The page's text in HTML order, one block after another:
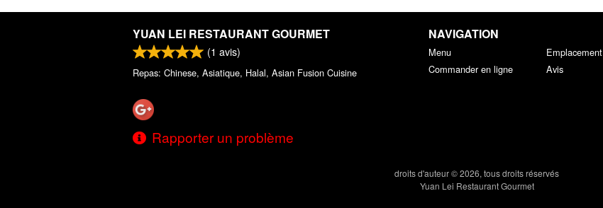
YUAN LEI RESTAURANT GOURMET
(1 avis)
Repas: Chinese, Asiatique, Halal, Asian Fusion Cuisine
Rapporter un problème
NAVIGATION
Menu
Commander en ligne
Emplacement
Avis
droits d'auteur © 2026, tous droits réservés
Yuan Lei Restaurant Gourmet